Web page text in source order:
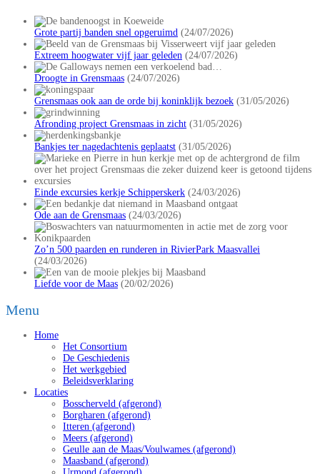
Grote partij banden snel opgeruimd (24/07/2026)
Extreem hoogwater vijf jaar geleden (24/07/2026)
Droogte in Grensmaas (24/07/2026)
Grensmaas ook aan de orde bij koninklijk bezoek (31/05/2026)
Afronding project Grensmaas in zicht (31/05/2026)
Bankjes ter nagedachtenis geplaatst (31/05/2026)
Einde excursies kerkje Schipperskerk (24/03/2026)
Ode aan de Grensmaas (24/03/2026)
Zo’n 500 paarden en runderen in RivierPark Maasvallei
(24/03/2026)
Liefde voor de Maas (20/02/2026)
Menu
Home
Het Consortium
De Geschiedenis
Het werkgebied
Beleidsverklaring
Locaties
Bosscherveld (afgerond)
Borgharen (afgerond)
Itteren (afgerond)
Meers (afgerond)
Geulle aan de Maas/Voulwames (afgerond)
Maasband (afgerond)